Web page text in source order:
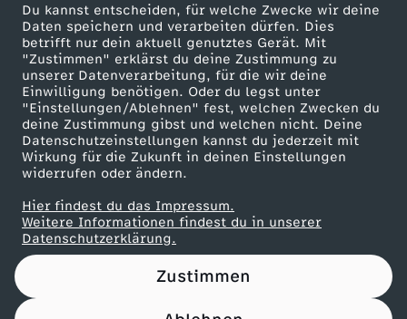
Du kannst entscheiden, für welche Zwecke wir deine
Daten speichern und verarbeiten dürfen. Dies
betrifft nur dein aktuell genutztes Gerät. Mit
"Zustimmen" erklärst du deine Zustimmung zu
unserer Datenverarbeitung, für die wir deine
Einwilligung benötigen. Oder du legst unter
"Einstellungen/Ablehnen" fest, welchen Zwecken du
deine Zustimmung gibst und welchen nicht. Deine
Datenschutzeinstellungen kannst du jederzeit mit
Wirkung für die Zukunft in deinen Einstellungen
widerrufen oder ändern.
Hier findest du das Impressum.
Weitere Informationen findest du in unserer
Datenschutzerklärung.
Zustimmen
D
E
U
T
S
C
ZDF goes Schule
Werbefernsehen
Mainzelmännchen
Partner